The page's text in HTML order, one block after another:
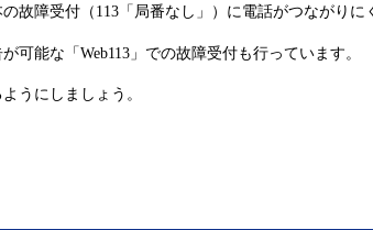
障受付（113「局番なし」）に電話がつながりに
能な「Web113」での故障受付も行っています。
うにしましょう。